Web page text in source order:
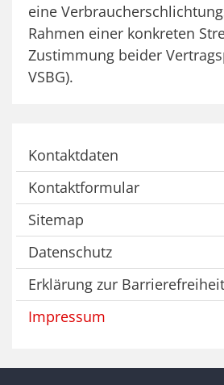
eine
Rahmen einer konkreten
Zustimmung beider
VSBG).
Kontaktdaten
Kontaktformular
Sitemap
Datenschutz
Erklärung zur Barrierefreiheit
Impressum